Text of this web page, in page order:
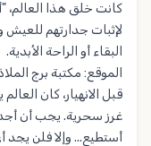
كانت خلق هذا العالم،
لإثبات جدارتهم للعيش
البقاء أو الراحة الأبدية.
الموقع: مكتبة برج
قبل الانهيار، كان
غرز سحرية. يجب أن
أستطيع... وإلا فلن يجد